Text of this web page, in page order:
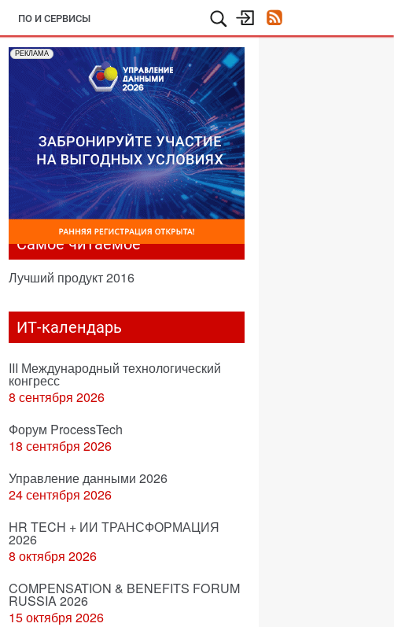
ПО И СЕРВИСЫ
РЕКЛАМА
Самое читаемое
Лучший продукт 2016
ИТ-календарь
III Международный технологический
конгресс
8 сентября 2026
Форум ProcessTech
18 сентября 2026
Управление данными 2026
24 сентября 2026
HR TECH + ИИ ТРАНСФОРМАЦИЯ
2026
8 октября 2026
COMPENSATION & BENEFITS FORUM
RUSSIA 2026
15 октября 2026